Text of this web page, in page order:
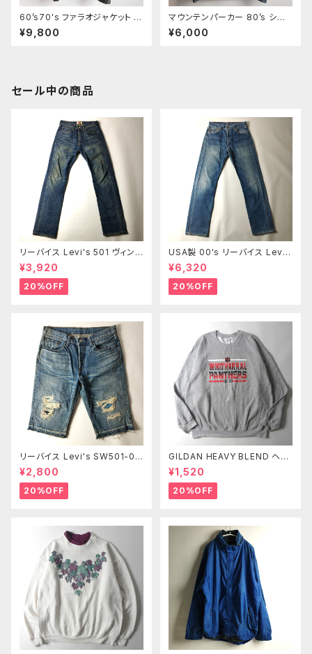
60’s70's ファラオジャケット シ
アーズローバック Sears Oakb
rook Sportswear TALONジ
¥9,800
マウンテンパーカー 80’s シエ
ラデザイン SIERRA DESIGINS
60/40クロス 8本杉 タータンチ
¥6,000
セール中の商品
リーバイス Levi's 501 ヴィンテ
ージ加工 ボタンフライ レギュラ
ーストレート センター501タグ
赤タブ 紙パッチ W28 m0412-
2
¥3,920
20%OFF
USA製 00's リーバイス Lev
i's 501 ボタンフライ ストレート
ジーンズ 赤タブ 紙パッチ 釦裏5
53 髭落ち W30 オールド m07
18-1
¥6,320
20%OFF
リーバイス Levi's SW501-00
43 13OZデニム ユーズドルック
ボタンフライ クラッシュ加工ハ
ーフパンツ ショーツ L レディー
ス m0723-7
¥2,800
20%OFF
GILDAN HEAVY BLEND ヘビ
ーブレンド プリントスウェットシ
ャツ トレーナー 裏起毛 WHITH
ARRAL PANTHERS アメフト X
L
¥1,520
20%OFF